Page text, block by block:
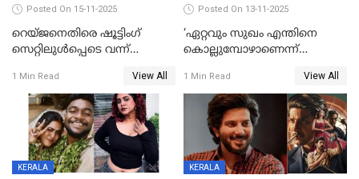
Posted On 15-11-2025
റെയ്ജനെതിരെ ഷൂട്ടിംഗ്
സെറ്റിലുൾപ്പെടെ വന്ന്
ബിയര്‍ കുപ്പി തലയ്ക്ക് അടിച്ച്
പൊട്ടിക്കുമെന്ന്
ഭീഷണി;അശ്ലീല
മെസേജുകളും വെളിപ്പെടുത്തി
മൃദുല വിജയ്
1 Min Read View All
Posted On 13-11-2025
‘ഏറ്റവും സുഖം എന്തിനെ
കൊല്ലുമ്പോഴാണെന്ന്
വില്ലത്തരത്തിന്റെ അങ്ങേയറ്റം;
മമ്മൂട്ടി മാജിക്ക്, കളങ്കാവല്‍
ട്രെയിലര്‍ പുറത്ത്
1 Min Read View All
KERALA KERALA